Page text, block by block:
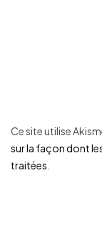
Ce site utilise
sur la façon dont
traitées